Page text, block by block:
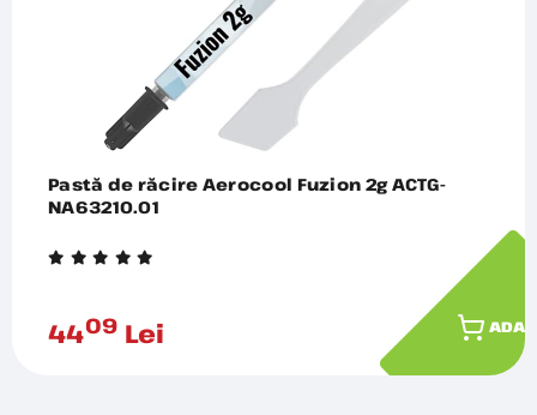
Pastă de răcire Aerocool Fuzion 2g ACTG-
NA63210.01
4409 Lei